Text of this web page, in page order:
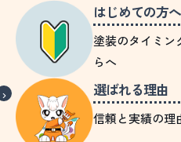
はじめての方へ
塗装のタイミン
らへ
選ばれる理由
信頼と実績の理